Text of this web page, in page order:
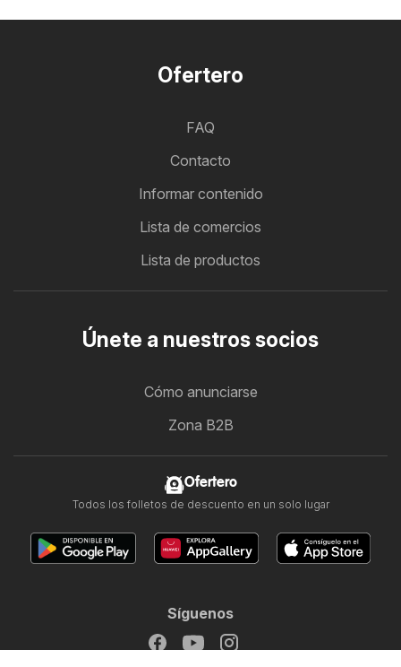
Ofertero
FAQ
Contacto
Informar contenido
Lista de comercios
Lista de productos
Únete a nuestros socios
Cómo anunciarse
Zona B2B
Ofertero
Todos los folletos de descuento en un solo lugar
Síguenos